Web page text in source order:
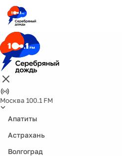
Москва 100.1 FM
Апатиты
Астрахань
Волгоград